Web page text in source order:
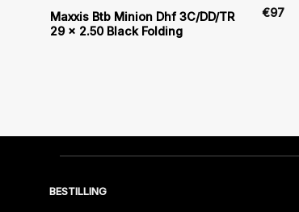
Maxxis Btb Minion Dhf 3C/DD/TR
29 x 2.50 Black Folding
€97
BESTILLING